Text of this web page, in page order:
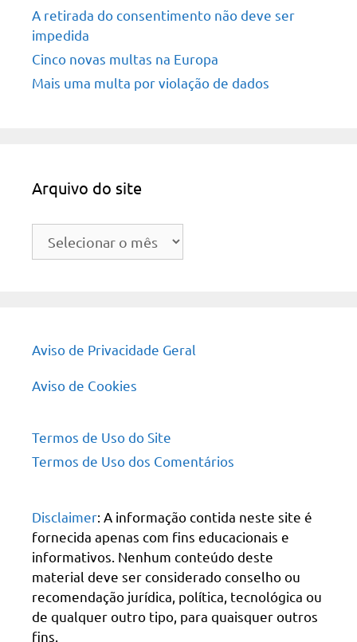
A retirada do consentimento não deve ser
impedida
Cinco novas multas na Europa
Mais uma multa por violação de dados
Arquivo do site
Arquivo
Aviso de Privacidade Geral
Aviso de Cookies
Termos de Uso do Site
Termos de Uso dos Comentários
Disclaimer: A informação contida neste site é
fornecida apenas com fins educacionais e
informativos. Nenhum conteúdo deste
material deve ser considerado conselho ou
recomendação jurídica, política, tecnológica ou
de qualquer outro tipo, para quaisquer outros
fins.